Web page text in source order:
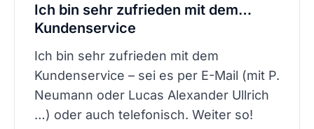
Ich bin sehr zufrieden mit dem…
Kundenservice
Ich bin sehr zufrieden mit dem
Kundenservice – sei es per E-Mail (mit P.
Neumann oder Lucas Alexander Ullrich
…) oder auch telefonisch. Weiter so!